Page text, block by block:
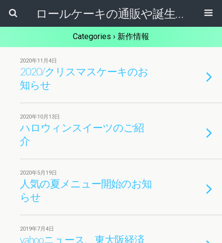
ロールケーキの通販や誕生日ケーキ【ケーキ屋健ちゃん】東大阪市
Categories › 新作情報
2020年11月4日
2020/クリスマスケーキのお
知らせ
2020年10月13日
ハロウィンスイーツのご紹
介
2020年5月19日
人気の夏メニュー開始のお知
らせ
2019年7月4日
yahooニュース、東大阪経済